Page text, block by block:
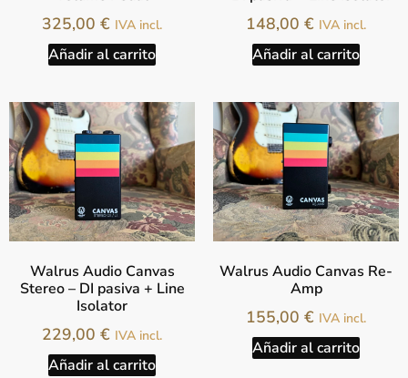
325,00 € IVA incl.
Añadir al carrito
148,00 € IVA incl.
Añadir al carrito
Walrus Audio Canvas
Stereo – DI pasiva + Line
Isolator
229,00 € IVA incl.
Añadir al carrito
Walrus Audio Canvas Re-
Amp
155,00 € IVA incl.
Añadir al carrito